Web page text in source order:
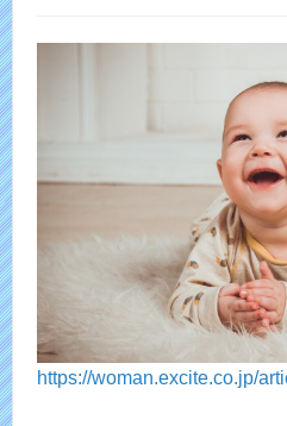
https://woman.excite.co.jp/